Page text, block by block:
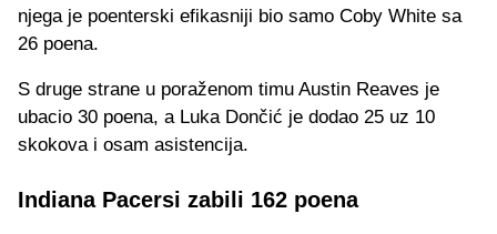
njega je poenterski efikasniji bio samo Coby White sa
26 poena.
S druge strane u poraženom timu Austin Reaves je
ubacio 30 poena, a Luka Dončić je dodao 25 uz 10
skokova i osam asistencija.
Indiana Pacersi zabili 162 poena